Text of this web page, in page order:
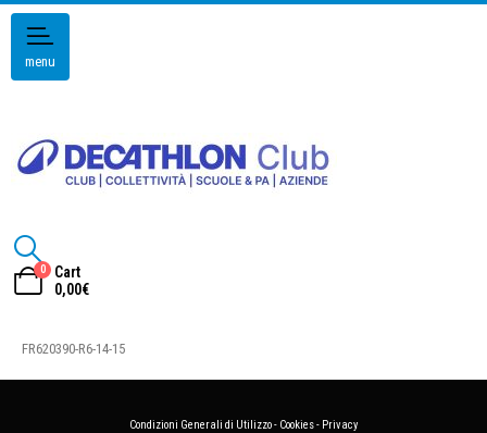
menu
0
Cart
0,00€
FR620390-R6-14-15
Condizioni Generali di Utilizzo- Cookies- Privacy